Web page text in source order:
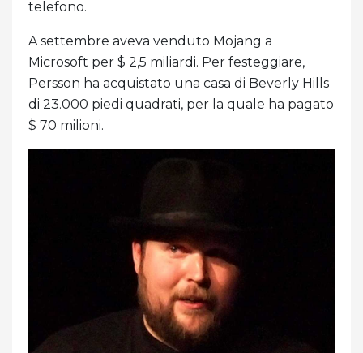
telefono.
A settembre aveva venduto Mojang a
Microsoft per $ 2,5 miliardi. Per festeggiare,
Persson ha acquistato una casa di Beverly Hills
di 23.000 piedi quadrati, per la quale ha pagato
$ 70 milioni.